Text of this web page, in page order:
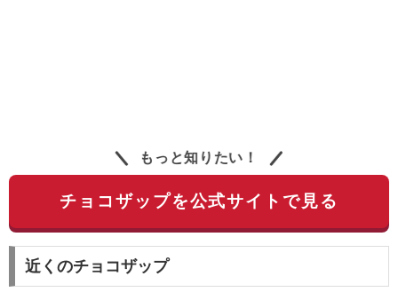
もっと知りたい！
チョコザップを公式サイトで見る
近くのチョコザップ